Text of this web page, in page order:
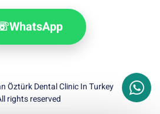
WhatsApp
Öztürk Dental Clinic In Turkey
rights reserved